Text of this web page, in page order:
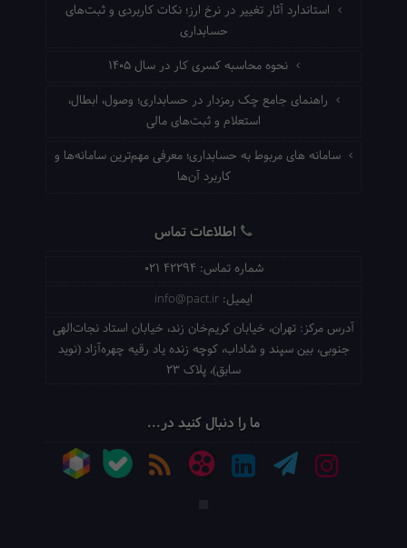
استاندارد آثار تغییر در نرخ ارز؛ نکات کاربردی و ثبت‌های
حسابداری
نحوه محاسبه کسری کار در سال ۱۴۰۵
راهنمای جامع چک رمزدار در حسابداری؛ وصول، ابطال،
استعلام و ثبت‌های مالی
سامانه های مربوط به حسابداری؛ معرفی مهم‌ترین سامانه‌ها و
کاربرد آن‌ها
اطلاعات تماس
شماره تماس: 021 42294
ایمیل: info@pact.ir
آدرس مرکز: تهران، خیابان کریم‌خان زند، خیابان استاد نجات‌الهی
جنوبی، بین سپند و شاداب، کوچه زنده یاد رقیه چهره‌آزاد (نوید
سابق)، پلاک 23
ما را دنبال کنید در...